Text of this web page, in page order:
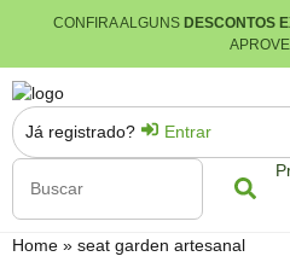
CONFIRA ALGUNS DESCONTOS
Já registrado? Entrar
Home » seat garden artesanal